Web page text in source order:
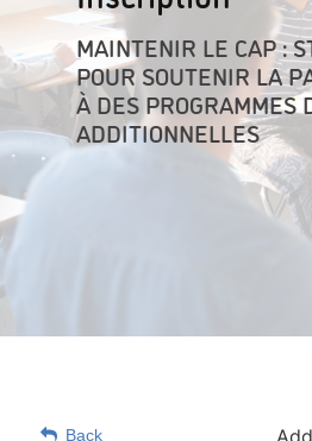
MAINTENIR LE CAP :
POUR SOUTENIR LA
À DES PROGRAMMES
ADDITIONNELLES